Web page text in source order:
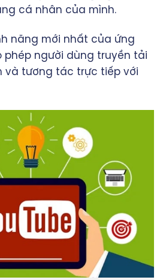
cá nhân của mình.
năng mới nhất của ứng
phép người dùng truyền tải
và tương tác trực tiếp với